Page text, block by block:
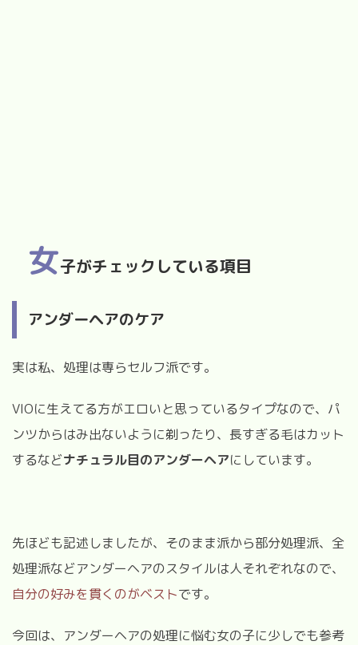
女子がチェックしている項目
アンダーヘアのケア
実は私、処理は専らセルフ派です。
VIOに生えてる方がエロいと思っているタイプなので、パ
ンツからはみ出ないように剃ったり、長すぎる毛はカット
するなどナチュラル目のアンダーヘアにしています。
先ほども記述しましたが、そのまま派から部分処理派、全
処理派などアンダーヘアのスタイルは人それぞれなので、
自分の好みを貫くのがベストです。
今回は、アンダーヘアの処理に悩む女の子に少しでも参考